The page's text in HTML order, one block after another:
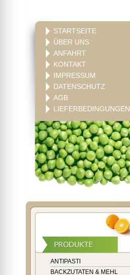
STARTSEITE
ÜBER UNS
ANFAHRT
KONTAKT
IMPRESSUM
DATENSCHUTZ
AGB
LIEFERBEDINGUNGEN
ANTIPASTI
BACKZUTATEN & MEHL